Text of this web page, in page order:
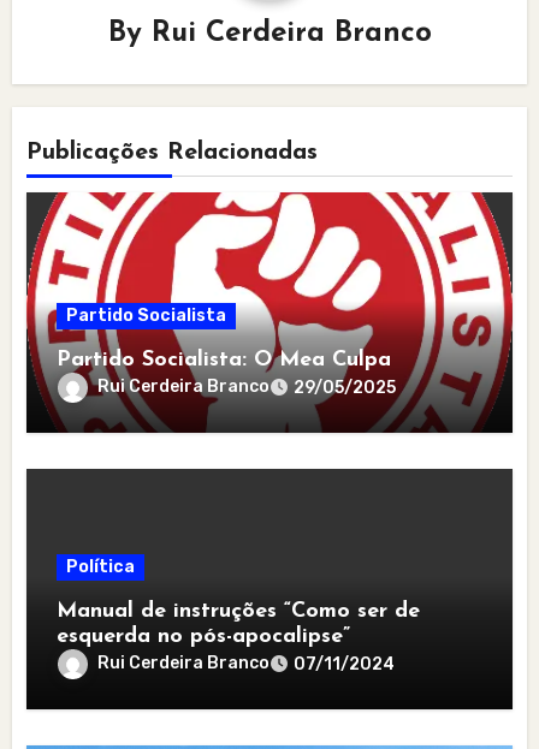
By Rui Cerdeira Branco
Publicações Relacionadas
Partido Socialista
Partido Socialista: O Mea Culpa
Rui Cerdeira Branco 29/05/2025
Política
Manual de instruções “Como ser de
esquerda no pós-apocalipse”
Rui Cerdeira Branco 07/11/2024